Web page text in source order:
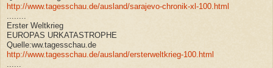
http://www.tagesschau.de/ausland/sarajevo-chronik-xl-100.html
Erster Weltkrieg
EUROPAS URKATASTROPHE
Quelle:ww.tagesschau.de
http://www.tagesschau.de/ausland/ersterweltkrieg-100.html